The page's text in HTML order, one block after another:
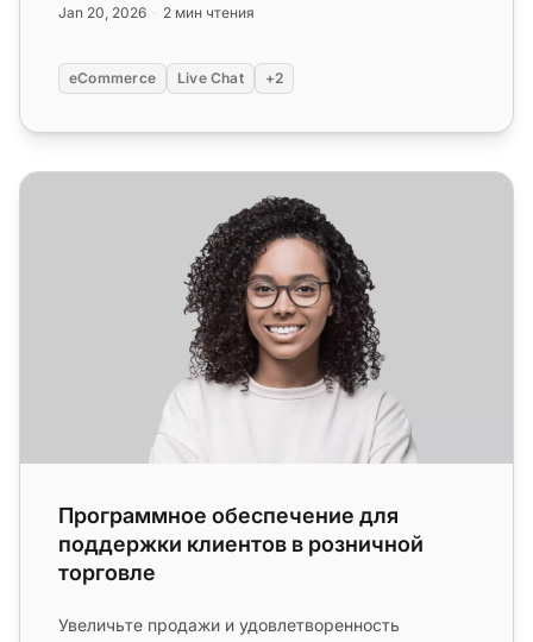
Jan 20, 2026 2 мин чтения
eCommerce Live Chat +2
Программное обеспечение для поддержки клиентов в
Программное обеспечение для
поддержки клиентов в розничной
торговле
Увеличьте продажи и удовлетворенность